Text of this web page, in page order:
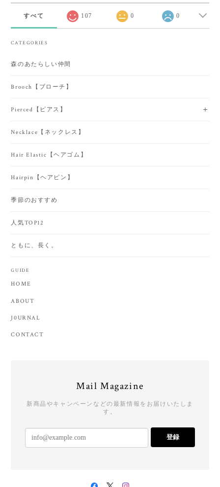
すべて 107 0 0
CATEGORIES
森のあたらしい仲間
Brooch【ブローチ】
Pierced【ピアス】
Necklace【ネックレス】
Hair Elastic【ヘアゴム】
Hairpin【ヘアピン】
季節のおすすめ
人気TOP12
ともに、長く。
GUIDE
HOME
ABOUT
J0URNAL
CONTACT
Mail Magazine
新商品やキャンペーンなどの最新情報をお届けいたしま
す。
登録